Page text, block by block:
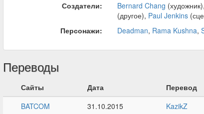
Создатели:
Bernard Chang (художник),
(другое), Paul Jenkins
Персонажи:
Deadman, Rama Kushna,
Переводы
Сайты Дата Перевод
BATCOM
31.10.2015 KazikZ